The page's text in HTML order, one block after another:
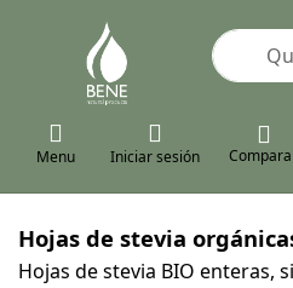
Enter a
Menu Iniciar sesión
Hojas de stevia
Hojas de stevia BIO enteras,